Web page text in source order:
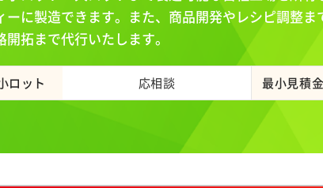
ーに製造できます。また、商品開発やレシピ調整
開拓まで代行いたします。
ロット 応相談 最小見積